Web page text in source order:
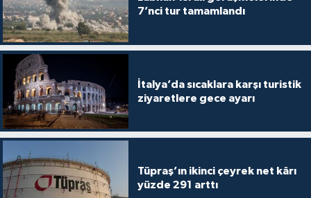
7’nci tur tamamlandı
İtalya’da sıcaklara karşı turistik
ziyaretlere gece ayarı
Tüpraş’ın ikinci çeyrek net kârı
yüzde 291 arttı